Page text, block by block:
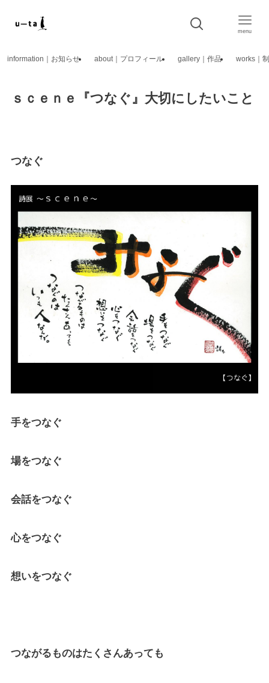
menu
information｜お知らせ about｜プロフィール gallery｜作品 works｜
ｓｃｅｎｅ『つなぐ』大切にしたいこと
つなぐ
手をつなぐ
場をつなぐ
会話をつなぐ
心をつなぐ
想いをつなぐ
つながるものはたくさんあっても